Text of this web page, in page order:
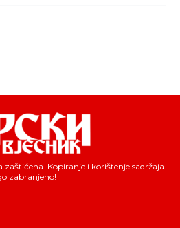
zaštićena. Kopiranje i korištenje sadržaja
zabranjeno!